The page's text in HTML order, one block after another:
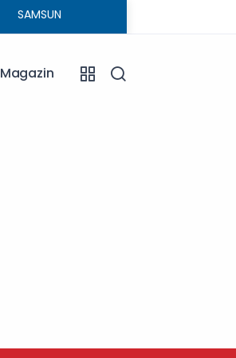
Magazin